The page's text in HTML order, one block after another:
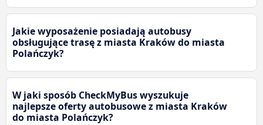
Jakie wyposażenie posiadają autobusy
obsługujące trasę z miasta Kraków do miasta
Polańczyk?
W jaki sposób CheckMyBus wyszukuje
najlepsze oferty autobusowe z miasta Kraków
do miasta Polańczyk?